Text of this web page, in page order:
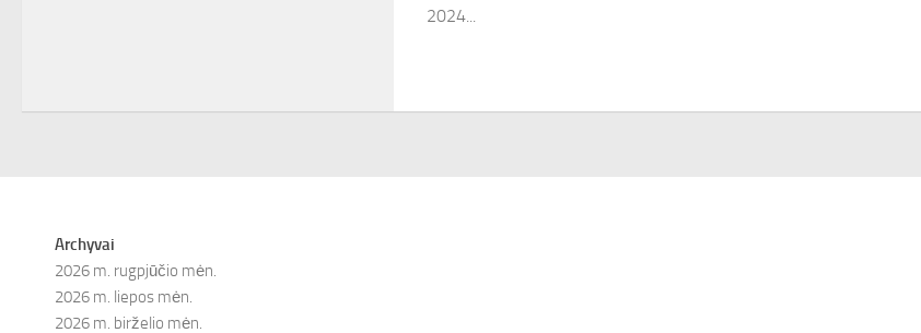
2024...
Archyvai
2026 m. rugpjūčio mėn.
2026 m. liepos mėn.
2026 m. birželio mėn.